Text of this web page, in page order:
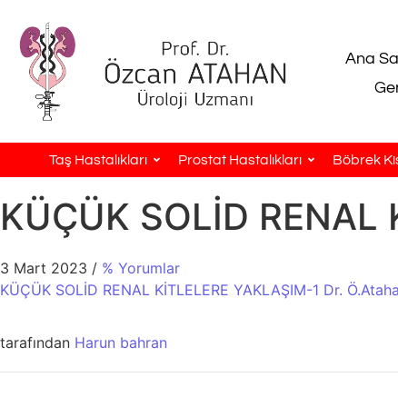
Ana
Taş Hastalıkları Prostat Hastalıkları Böbrek
KÜÇÜK SOLİD RENAL
3 Mart 2023 / % Yorumlar
KÜÇÜK SOLİD RENAL KİTLELERE YAKLAŞIM-1 Dr.
tarafından Harun bahran